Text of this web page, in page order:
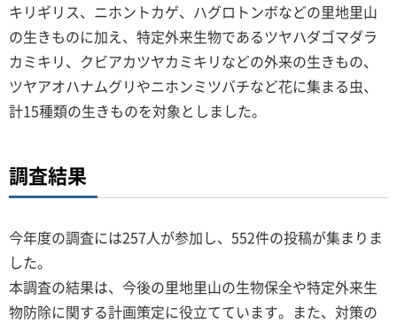
キリギリス、ニホントカゲ、ハグロトンボなどの里地里山
の生きものに加え、特定外来生物であるツヤハダゴマダラ
カミキリ、クビアカツヤカミキリなどの外来の生きもの、
ツヤアオハナムグリやニホンミツバチなど花に集まる虫、
計15種類の生きものを対象としました。
調査結果
今年度の調査には257人が参加し、552件の投稿が集まりま
した。
本調査の結果は、今後の里地里山の生物保全や特定外来生
物防除に関する計画策定に役立てています。また、対策の